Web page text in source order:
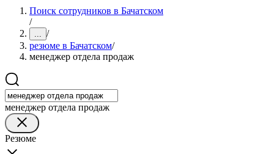
Поиск сотрудников в Бачатском
/
... /
резюме в Бачатском/
менеджер отдела продаж
менеджер отдела продаж
Резюме